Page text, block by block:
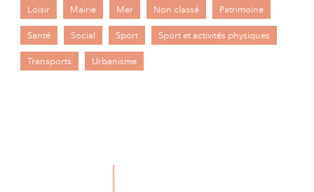
Loisir Mairie Mer Non classé Patrimoine
Santé Social Sport Sport et activités physiques
Transports Urbanisme